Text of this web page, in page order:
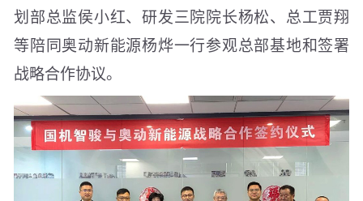
划部总监侯小红、研发三院院长杨松、总工贾翔
等陪同奥动新能源杨烨一行参观总部基地和签署
战略合作协议。